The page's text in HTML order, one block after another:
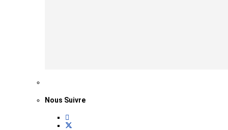
Nous Suivre